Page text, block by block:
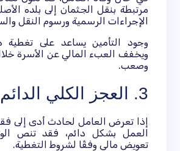
مرتبطة بنقل الجثمان إلى بلده
الإجراءات الرسمية ورسوم النقل
وجود التأمين يساعد على تغطية
ويخفف العبء المالي عن الأسرة
وصعب.
3. العجز الكلي الدائم
إذا تعرض العامل لحادث أدى إلى
العمل بشكل دائم، فقد تنص
تعويض مالي وفقًا لشروط التغطية.